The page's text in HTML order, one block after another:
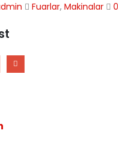
Fuarlar, Makinalar